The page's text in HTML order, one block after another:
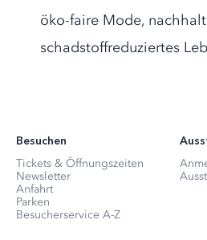
öko-faire Mode,
schadstoffreduziertes
Besuchen
Tickets & Öffnungszeiten
Newsletter
Anfahrt
Parken
Besucherservice A-Z